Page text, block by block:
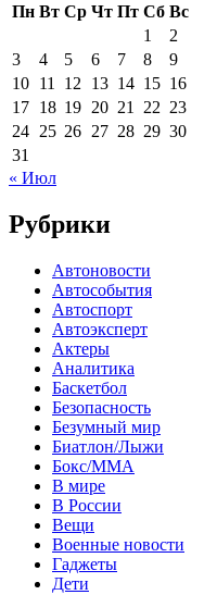
Пн Вт Ср Чт Пт Сб Вс
1
2
3
4 5 6 7 8
9
10 11 12 13 14 15 16
17 18 19 20 21 22 23
24 25 26 27 28 29 30
31
« Июл
Рубрики
Автоновости
Автособытия
Автоспорт
Автоэксперт
Актеры
Аналитика
Баскетбол
Безопасность
Безумный мир
Биатлон/Лыжи
Бокс/MMA
В мире
В России
Вещи
Военные новости
Гаджеты
Дети